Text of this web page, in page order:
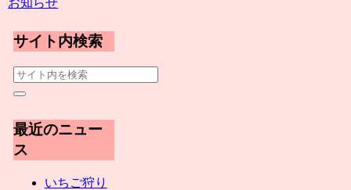
お知らせ
サイト内検索
最近のニュー
ス
いちご狩り